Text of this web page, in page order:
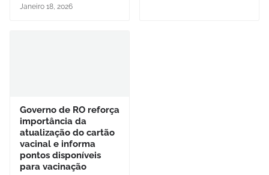
Janeiro 18, 2026
Governo de RO reforça
importância da
atualização do cartão
vacinal e informa
pontos disponíveis
para vacinação